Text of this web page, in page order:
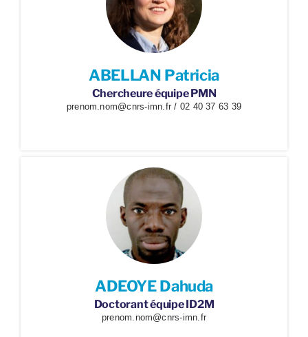
ABELLAN Patricia
Chercheure équipe PMN
prenom.nom@cnrs-imn.fr / 02 40 37 63 39
ADEOYE Dahuda
Doctorant équipe ID2M
prenom.nom@cnrs-imn.fr